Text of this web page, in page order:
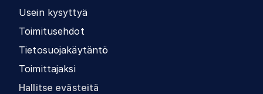
Usein kysyttyä
Toimitusehdot
Tietosuojakäytäntö
Toimittajaksi
Hallitse evästeitä